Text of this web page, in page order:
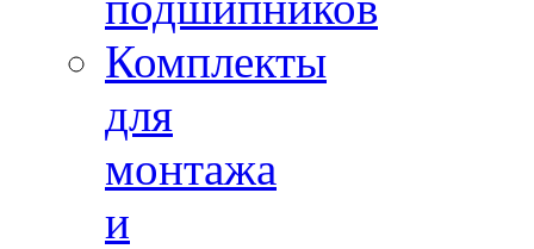
Комплекты
для
монтажа
и